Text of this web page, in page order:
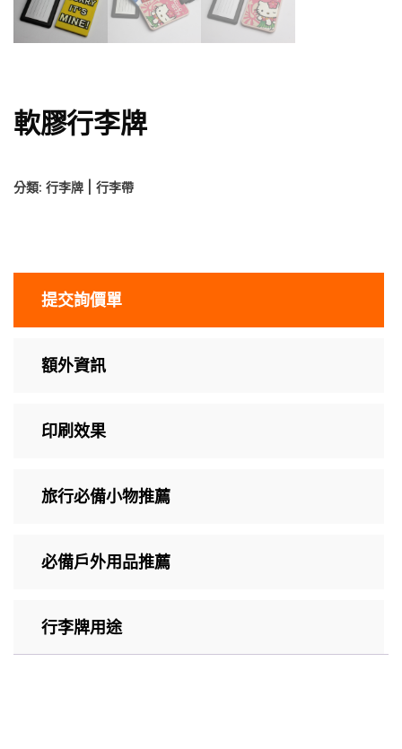
軟膠行李牌
分類: 行李牌 | 行李帶
提交詢價單
額外資訊
印刷效果
旅行必備小物推薦
必備戶外用品推薦
行李牌用途